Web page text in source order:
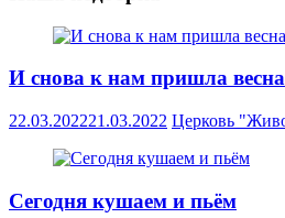
И снова к нам пришла весна
22.03.202221.03.2022 Церковь
Сегодня кушаем и пьём